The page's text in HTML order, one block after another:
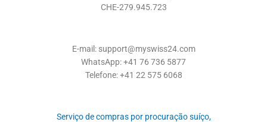
CHE-279.945.723
E-mail: support@myswiss24.com
WhatsApp: +41 76 736 5877
Telefone: +41 22 575 6068
Serviço de compras por procuração suíço,